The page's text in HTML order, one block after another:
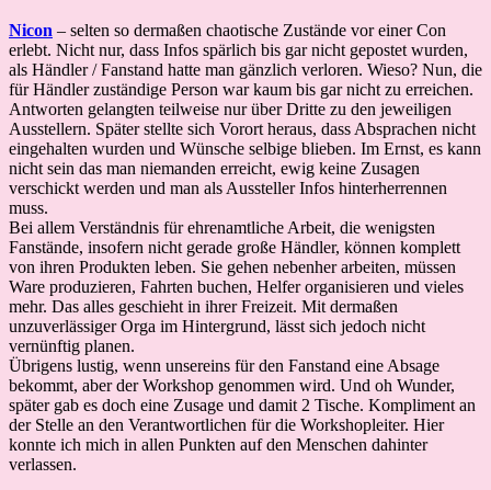
Nicon – selten so dermaßen chaotische Zustände vor einer Con
erlebt. Nicht nur, dass Infos spärlich bis gar nicht gepostet wurden,
als Händler / Fanstand hatte man gänzlich verloren. Wieso? Nun, die
für Händler zuständige Person war kaum bis gar nicht zu erreichen.
Antworten gelangten teilweise nur über Dritte zu den jeweiligen
Ausstellern. Später stellte sich Vorort heraus, dass Absprachen nicht
eingehalten wurden und Wünsche selbige blieben. Im Ernst, es kann
nicht sein das man niemanden erreicht, ewig keine Zusagen
verschickt werden und man als Aussteller Infos hinterherrennen
muss.
Bei allem Verständnis für ehrenamtliche Arbeit, die wenigsten
Fanstände, insofern nicht gerade große Händler, können komplett
von ihren Produkten leben. Sie gehen nebenher arbeiten, müssen
Ware produzieren, Fahrten buchen, Helfer organisieren und vieles
mehr. Das alles geschieht in ihrer Freizeit. Mit dermaßen
unzuverlässiger Orga im Hintergrund, lässt sich jedoch nicht
vernünftig planen.
Übrigens lustig, wenn unsereins für den Fanstand eine Absage
bekommt, aber der Workshop genommen wird. Und oh Wunder,
später gab es doch eine Zusage und damit 2 Tische. Kompliment an
der Stelle an den Verantwortlichen für die Workshopleiter. Hier
konnte ich mich in allen Punkten auf den Menschen dahinter
verlassen.